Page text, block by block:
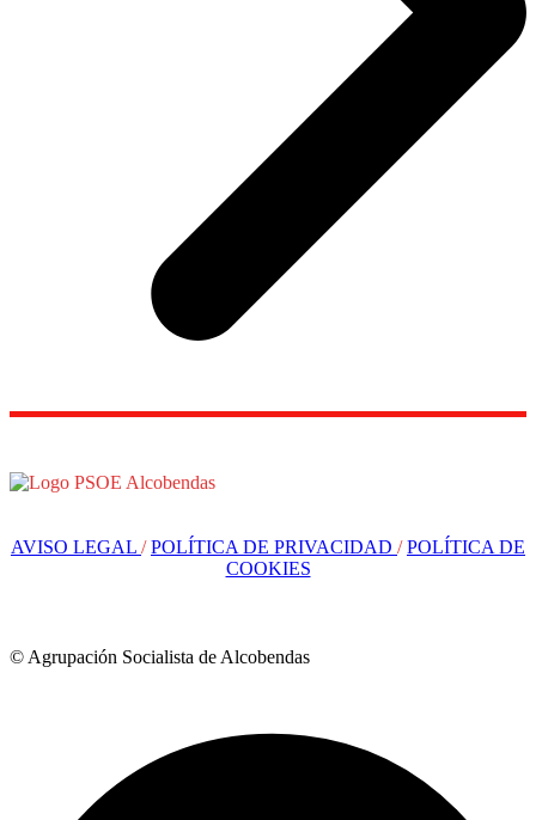
AVISO LEGAL /POLÍTICA DE PRIVACIDAD /POLÍTICA DE
COOKIES
© Agrupación Socialista de Alcobendas